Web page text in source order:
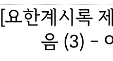
한계시록
음 (3) -